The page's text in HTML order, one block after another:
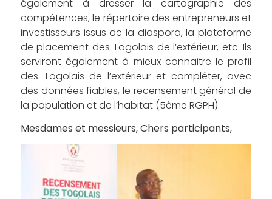
également à dresser la cartographie des
compétences, le répertoire des entrepreneurs et
investisseurs issus de la diaspora, la plateforme
de placement des Togolais de l’extérieur, etc. Ils
serviront également à mieux connaitre le profil
des Togolais de l’extérieur et compléter, avec
des données fiables, le recensement général de
la population et de l’habitat (5ème RGPH).
Mesdames et messieurs, Chers participants,